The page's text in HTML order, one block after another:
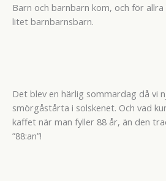
Barn och barnbarn kom, och för
litet barnbarnsbarn.
Det blev en härlig sommardag då vi
smörgåstårta i solskenet. Och vad
kaffet när man fyller 88 år, än den
”88:an”!